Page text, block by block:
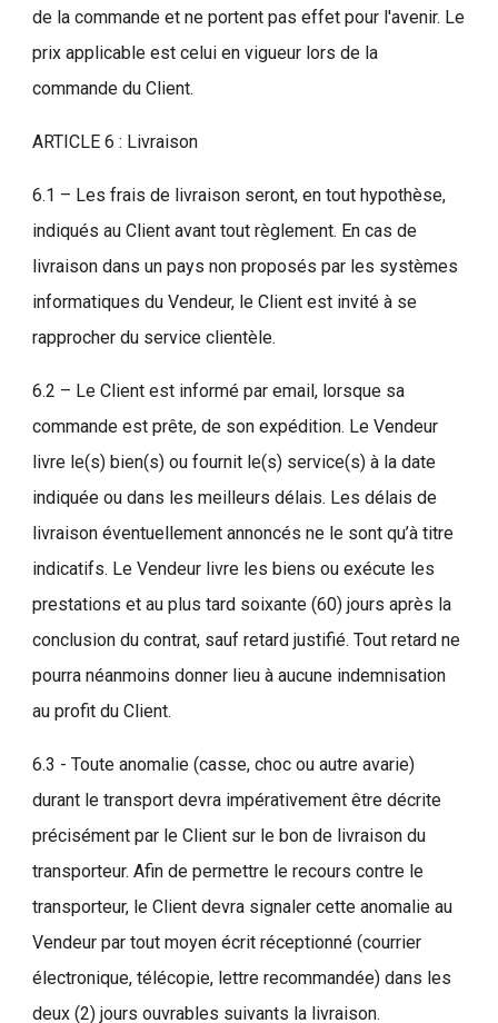
de la commande et ne portent pas effet pour l'avenir. Le
prix applicable est celui en vigueur lors de la
commande du Client.
ARTICLE 6 : Livraison
6.1 – Les frais de livraison seront, en tout hypothèse,
indiqués au Client avant tout règlement. En cas de
livraison dans un pays non proposés par les systèmes
informatiques du Vendeur, le Client est invité à se
rapprocher du service clientèle.
6.2 – Le Client est informé par email, lorsque sa
commande est prête, de son expédition. Le Vendeur
livre le(s) bien(s) ou fournit le(s) service(s) à la date
indiquée ou dans les meilleurs délais. Les délais de
livraison éventuellement annoncés ne le sont qu’à titre
indicatifs. Le Vendeur livre les biens ou exécute les
prestations et au plus tard soixante (60) jours après la
conclusion du contrat, sauf retard justifié. Tout retard ne
pourra néanmoins donner lieu à aucune indemnisation
au profit du Client.
6.3 - Toute anomalie (casse, choc ou autre avarie)
durant le transport devra impérativement être décrite
précisément par le Client sur le bon de livraison du
transporteur. Afin de permettre le recours contre le
transporteur, le Client devra signaler cette anomalie au
Vendeur par tout moyen écrit réceptionné (courrier
électronique, télécopie, lettre recommandée) dans les
deux (2) jours ouvrables suivants la livraison.